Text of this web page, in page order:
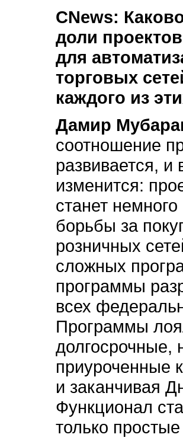
СNews:
доли
для
торговых
каждого из
Дамир
соотношение
развивается, и
изменится:
станет
борьбы за
розничных
сложных
программы
всех
Программы
долгосрочные,
приуроченные
и заканчивая
Функционал
только